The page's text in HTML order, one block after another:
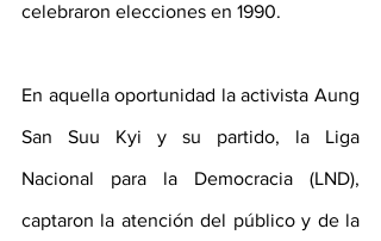
celebraron elecciones en 1990.
En aquella oportunidad la activista Aung
San Suu Kyi y su partido, la Liga
Nacional para la Democracia (LND),
captaron la atención del público y de la